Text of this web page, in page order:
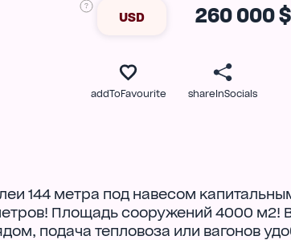
USD 260 000 $
addToFavourite shareInSocials
144 метра под навесом
Площадь сооружений 4000 м2!
подача тепловоза или вагонов